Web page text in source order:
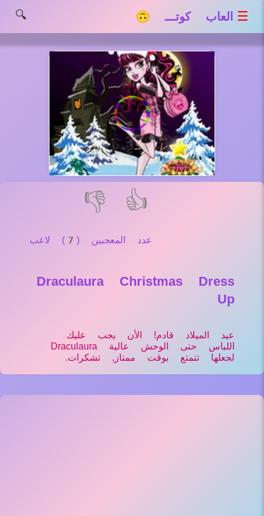
☰ العاب كوتـــ 🙃 🔍
👍
👎
عدد المعجبين (7) لاعب
Draculaura Christmas Dress
Up
عيد الميلاد قادم! الأن يجب عليك
اللباس حتى الوحش عالية Draculaura
لجعلها تتمتع بوقت ممتاز, تشكرات.